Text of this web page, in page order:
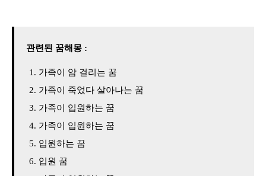
관련된 꿈해몽 :
가족이 암 걸리는 꿈
가족이 죽었다 살아나는 꿈
가족이 입원하는 꿈
가족이 입원하는 꿈
입원하는 꿈
입원 꿈